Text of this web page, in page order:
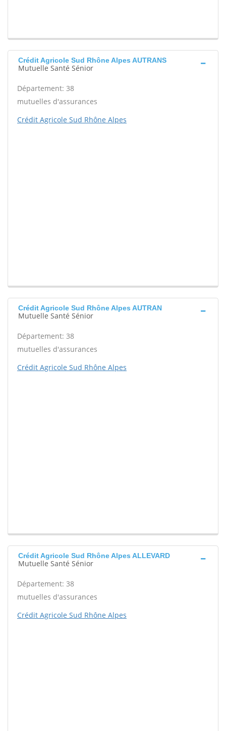
Crédit Agricole Sud Rhône Alpes AUTRANS
Mutuelle Santé Sénior
Département: 38
mutuelles d'assurances
Crédit Agricole Sud Rhône Alpes
Crédit Agricole Sud Rhône Alpes AUTRAN
Mutuelle Santé Sénior
Département: 38
mutuelles d'assurances
Crédit Agricole Sud Rhône Alpes
Crédit Agricole Sud Rhône Alpes ALLEVARD
Mutuelle Santé Sénior
Département: 38
mutuelles d'assurances
Crédit Agricole Sud Rhône Alpes